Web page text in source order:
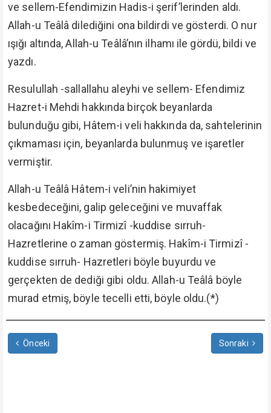
ve sellem-Efendimizin Hadis-i şerif’lerinden aldı.
Allah-u Teâlâ dilediğini ona bildirdi ve gösterdi. O nur
ışığı altında, Allah-u Teâlâ’nın ilhamı ile gördü, bildi ve
yazdı.
Resulullah -sallallahu aleyhi ve sellem- Efendimiz
Hazret-i Mehdi hakkında birçok beyanlarda
bulunduğu gibi, Hâtem-i veli hakkında da, sahtelerinin
çıkmaması için, beyanlarda bulunmuş ve işaretler
vermiştir.
Allah-u Teâlâ Hâtem-i veli’nin hakimiyet
kesbedeceğini, galip geleceğini ve muvaffak
olacağını Hakîm-i Tirmizî -kuddise sırruh-
Hazretlerine o zaman göstermiş. Hakîm-i Tirmizî -
kuddise sırruh- Hazretleri böyle buyurdu ve
gerçekten de dediği gibi oldu. Allah-u Teâlâ böyle
murad etmiş, böyle tecelli etti, böyle oldu.(*)
Önceki Sonraki